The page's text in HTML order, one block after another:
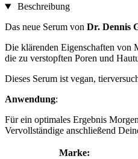
Beschreibung
Das neue Serum von Dr. Dennis
Die klärenden Eigenschaften von
die zu verstopften Poren und
Dieses Serum ist vegan,
Anwendung:
Für ein optimales Ergebnis
Vervollständige anschließend
Marke: